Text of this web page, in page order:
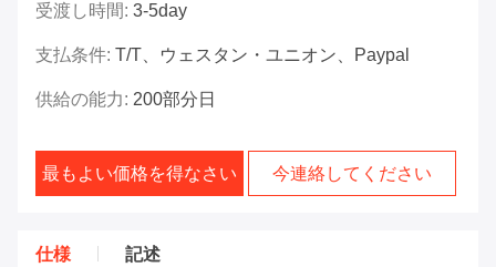
受渡し時間: 3-5day
支払条件: T/T、ウェスタン・ユニオン、Paypal
供給の能力: 200部分日
最もよい価格を得なさい 今連絡してください
仕様 記述